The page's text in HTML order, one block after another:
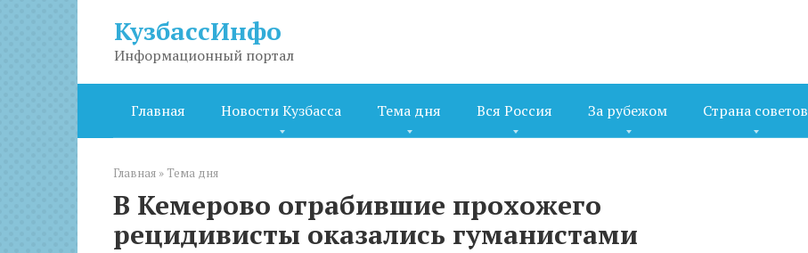
КузбассИнфо
Информационный портал
Главная Новости Кузбасса Тема дня Вся Россия За рубежом Страна советов
Главная » Тема дня
В Кемерово ограбившие прохожего
рецидивисты оказались гуманистами